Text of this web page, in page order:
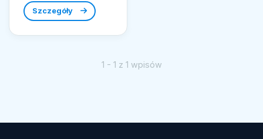
Szczegóły
1 - 1 z 1 wpisów